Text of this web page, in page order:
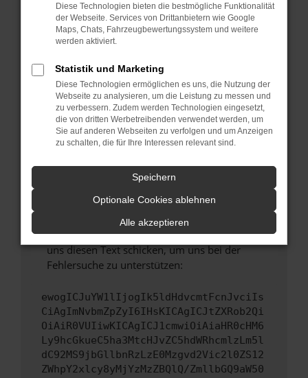
Fenster?
Starte dein Gerät neu.
Das kann manchmal helfen, vorübergehende
Stelle sicher, dass dein Browser und dein
Betriebssystem auf dem neuesten Stand
sind.
Veraltete Software birgt nicht nur ein
Sicherheitsrisiko, sondern kann auch dazu
unterstützt werden.
Wenn du alle oben genannten Schritte versucht
hast, kontaktiere uns bitte. Wir werden
versuchen, das Problem zu beheben. Du kannst
uns diesen Text schicken, um uns bei der
Fehlersuche zu unterstützen:
ewogICJuYW1lIjogIk5ldHdvcmtFcnJvciIs
CiAgImNvbmZpZyI6IHsKICAgICJtZXRob2Qi
OiAiR0VUIiwKICAgICJ1cmwiOiAiaHR0cHM6
Ly9hcGkueC5ha3MtcHJvZC5hdWRhcmlzLm5l
dC92MS9jbGllbnRzLzE0Mzgvd2Vic2l0ZS12
ZWhpY2xlcy8yMjYzMzZBQlQ/ZmllbGQ9aW50
Diese Technologien bieten die bestmögliche Funktionalität
der Webseite. Services von Drittanbietern wie Google
Maps, Chats, Fahrzeugbewertungssystem und weitere
werden aktiviert.
Statistik und Marketing
Diese Technologien ermöglichen es uns, die Nutzung der
Webseite zu analysieren, um die Leistung zu messen und
zu verbessern. Zudem werden Technologien eingesetzt,
die von dritten Werbetreibenden verwendet werden, um
Sie auf anderen Webseiten zu verfolgen und um Anzeigen
zu schalten, die für Ihre Interessen relevant sind.
Speichern
Optionale Cookies ablehnen
Alle akzeptieren